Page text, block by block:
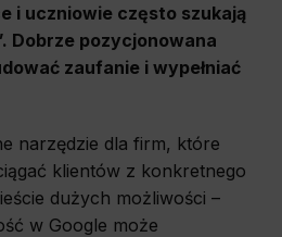
i uczniowie często szukają
Dobrze pozycjonowana
zaufanie i wypełniać
narzędzie dla firm, które
klientów z konkretnego
dużych możliwości –
w Google może